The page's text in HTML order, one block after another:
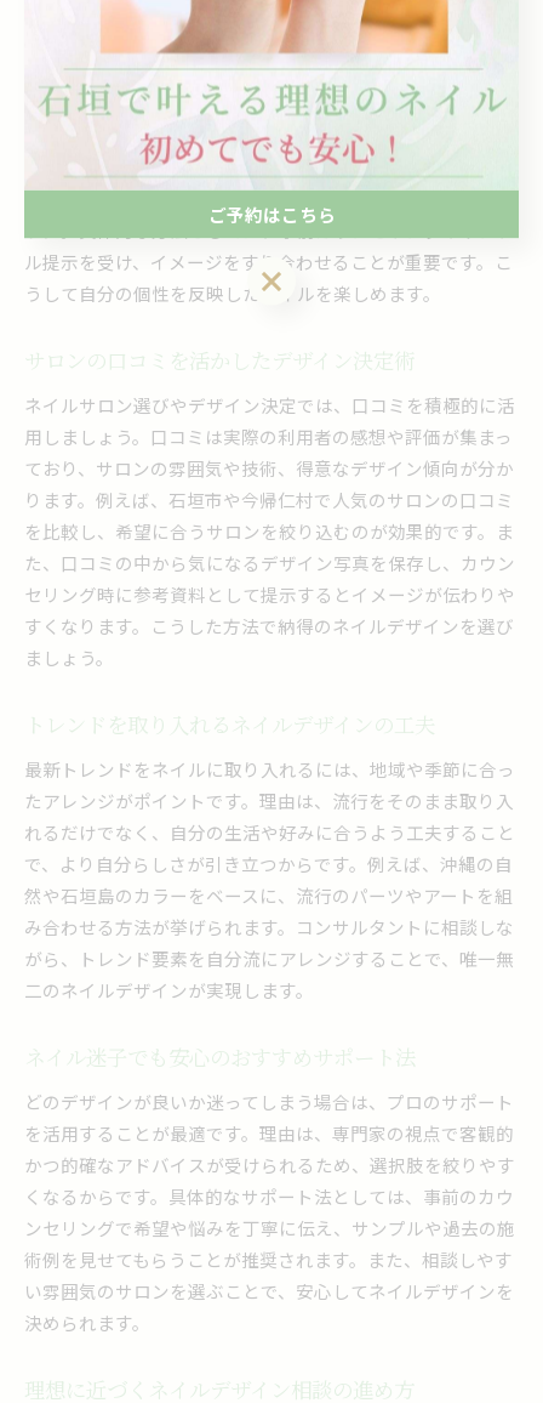
コンサルタントと作る自分らしいネイル体験
ネイルコンサルタントを活用することで、自分らしいネイル
体験が手に入ります。コンサルタントは、専門知識を活かし
て一人ひとりの希望や悩みに応じたアドバイスを提供しま
す。たとえば、色選びやデザインの傾向をヒアリングし、肌
色や指の形に合う提案を行うことで、より満足できる仕上が
りに。具体的な方法としては、事前カウンセリングやサンプ
ル提示を受け、イメージをすり合わせることが重要です。こ
うして自分の個性を反映したネイルを楽しめます。
サロンの口コミを活かしたデザイン決定術
ネイルサロン選びやデザイン決定では、口コミを積極的に活
用しましょう。口コミは実際の利用者の感想や評価が集まっ
ており、サロンの雰囲気や技術、得意なデザイン傾向が分か
ります。例えば、石垣市や今帰仁村で人気のサロンの口コミ
を比較し、希望に合うサロンを絞り込むのが効果的です。ま
た、口コミの中から気になるデザイン写真を保存し、カウン
セリング時に参考資料として提示するとイメージが伝わりや
すくなります。こうした方法で納得のネイルデザインを選び
ましょう。
トレンドを取り入れるネイルデザインの工夫
最新トレンドをネイルに取り入れるには、地域や季節に合っ
たアレンジがポイントです。理由は、流行をそのまま取り入
れるだけでなく、自分の生活や好みに合うよう工夫すること
で、より自分らしさが引き立つからです。例えば、沖縄の自
然や石垣島のカラーをベースに、流行のパーツやアートを組
み合わせる方法が挙げられます。コンサルタントに相談しな
がら、トレンド要素を自分流にアレンジすることで、唯一無
二のネイルデザインが実現します。
ネイル迷子でも安心のおすすめサポート法
どのデザインが良いか迷ってしまう場合は、プロのサポート
を活用することが最適です。理由は、専門家の視点で客観的
かつ的確なアドバイスが受けられるため、選択肢を絞りやす
くなるからです。具体的なサポート法としては、事前のカウ
ンセリングで希望や悩みを丁寧に伝え、サンプルや過去の施
術例を見せてもらうことが推奨されます。また、相談しやす
い雰囲気のサロンを選ぶことで、安心してネイルデザインを
決められます。
理想に近づくネイルデザイン相談の進め方
ご予約はこちら
ご予約はこちら